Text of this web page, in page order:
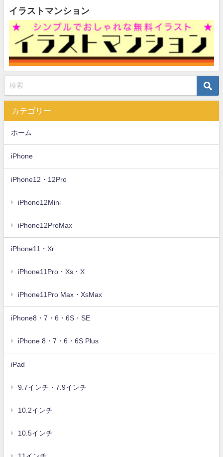
イラストマンション
カテゴリー
ホーム
iPhone
iPhone12・12Pro
iPhone12Mini
iPhone12ProMax
iPhone11・Xr
iPhone11Pro・Xs・X
iPhone11Pro Max・XsMax
iPhone8・7・6・6S・SE
iPhone 8・7・6・6S Plus
iPad
9.7インチ・7.9インチ
10.2インチ
10.5インチ